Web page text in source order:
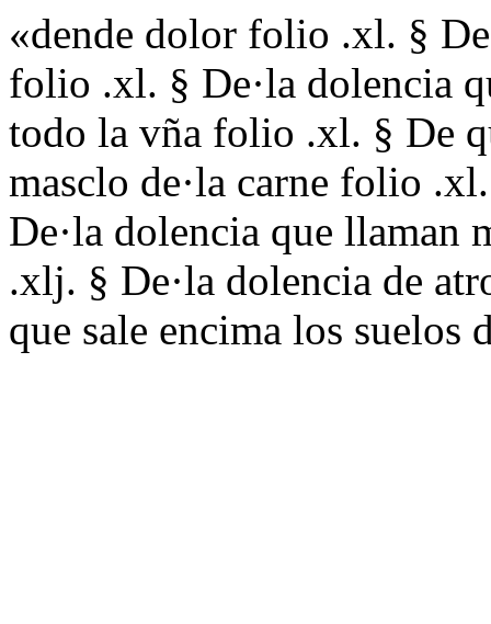
«dende dolor folio .xl. §
folio .xl. § De·la dolencia
todo la vña folio .xl. § De
masclo de·la carne folio
De·la dolencia que llaman
.xlj. § De·la dolencia de
que sale encima los suelos